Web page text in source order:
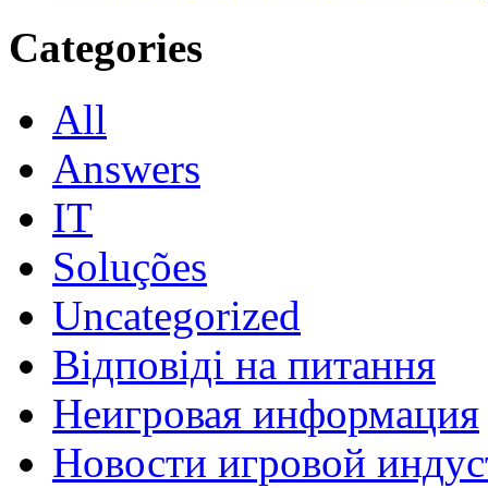
Categories
All
Answers
IT
Soluções
Uncategorized
Відповіді на питання
Неигровая информация
Новости игровой